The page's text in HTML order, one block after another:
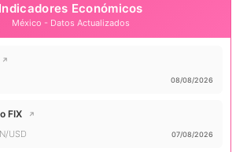
Indicadores Económicos
México - Datos Actualizados
↗
Actualizado:
08/08/2026
FIX ↗
USD Actualizado:
07/08/2026